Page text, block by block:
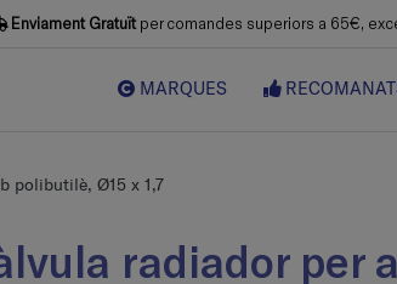
Enviament Gratuïtper comandes superiors a 65€,
MARQUES
polibutilè, Ø15 x 1,7